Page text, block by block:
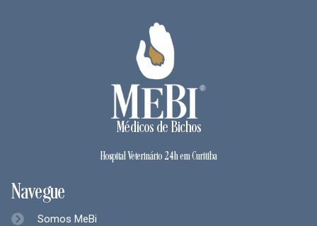
Médicos de Bichos
Hospital Veterinário 24h em Curitiba
Navegue
Somos MeBi